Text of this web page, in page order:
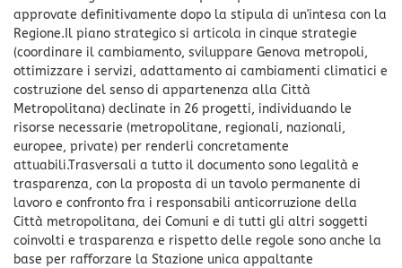
approvate definitivamente dopo la stipula di un'intesa con la
Regione.Il piano strategico si articola in cinque strategie
(coordinare il cambiamento, sviluppare Genova metropoli,
ottimizzare i servizi, adattamento ai cambiamenti climatici e
costruzione del senso di appartenenza alla Città
Metropolitana) declinate in 26 progetti, individuando le
risorse necessarie (metropolitane, regionali, nazionali,
europee, private) per renderli concretamente
attuabili.Trasversali a tutto il documento sono legalità e
trasparenza, con la proposta di un tavolo permanente di
lavoro e confronto fra i responsabili anticorruzione della
Città metropolitana, dei Comuni e di tutti gli altri soggetti
coinvolti e trasparenza e rispetto delle regole sono anche la
base per rafforzare la Stazione unica appaltante